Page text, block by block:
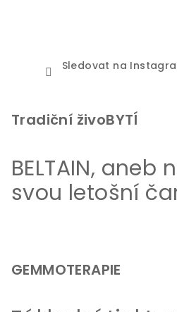
Sledovat na
Tradiční živoBYTÍ
BELTAIN, aneb
svou letošní
GEMMOTERAPIE